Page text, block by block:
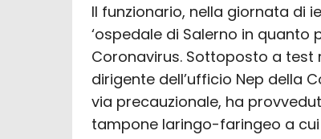
Il funzionario, nella giornata di
‘ospedale di Salerno in
Coronavirus. Sottoposto a test
dirigente dell’ufficio Nep della
via precauzionale, ha
tampone laringo-faringeo a